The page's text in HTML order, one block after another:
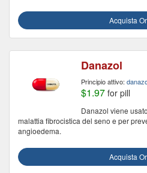
Acquista
Danazol
Principio attivo:
$1.97 for pill
Danazol viene
malattia fibrocistica del seno e per
angioedema.
Acquista